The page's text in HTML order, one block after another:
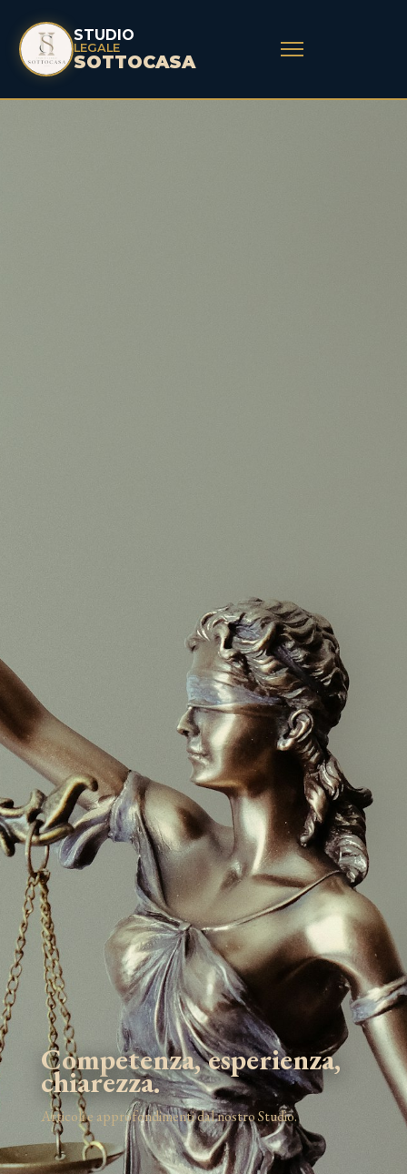
STUDIO
LEGALE
SOTTOCASA
Competenza, esperienza,
chiarezza.
Articoli e approfondimenti dal nostro Studio.